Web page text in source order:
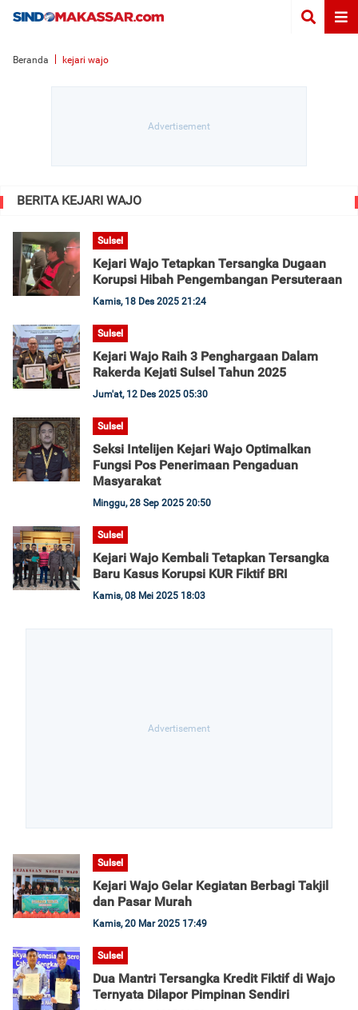
Beranda kejari wajo
BERITA KEJARI WAJO
Sulsel
Kejari Wajo Tetapkan Tersangka Dugaan
Korupsi Hibah Pengembangan Persuteraan
Kamis, 18 Des 2025 21:24
Sulsel
Kejari Wajo Raih 3 Penghargaan Dalam
Rakerda Kejati Sulsel Tahun 2025
Jum'at, 12 Des 2025 05:30
Sulsel
Seksi Intelijen Kejari Wajo Optimalkan
Fungsi Pos Penerimaan Pengaduan
Masyarakat
Minggu, 28 Sep 2025 20:50
Sulsel
Kejari Wajo Kembali Tetapkan Tersangka
Baru Kasus Korupsi KUR Fiktif BRI
Kamis, 08 Mei 2025 18:03
Sulsel
Kejari Wajo Gelar Kegiatan Berbagi Takjil
dan Pasar Murah
Kamis, 20 Mar 2025 17:49
Sulsel
Dua Mantri Tersangka Kredit Fiktif di Wajo
Ternyata Dilapor Pimpinan Sendiri